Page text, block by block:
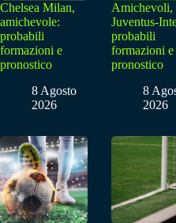
Chelsea Milan,
amichevole:
probabili
formazioni e
pronostico
8 Agosto
2026
Amichevoli,
Juventus-
probabili
formazioni e
pronostico
8
2026